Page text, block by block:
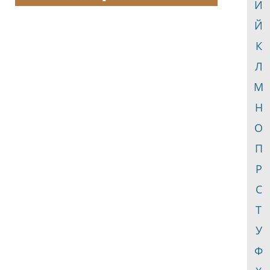
И
Й
К
Л
М
Н
О
П
Р
С
Т
У
Ф